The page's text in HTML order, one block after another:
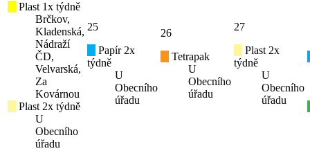
Plast 1x týdně
Brčkov,
Kladenská,
Nádraží
ČD,
Velvarská,
Za
Kovárnou
Plast 2x týdně
U
Obecního
úřadu
25
Papír 2x
týdně
U
Obecního
úřadu
26
Tetrapak
U
Obecního
úřadu
27
Plast 2x
týdně
U
Obecního
úřadu